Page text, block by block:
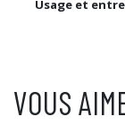
Usage et
VOUS